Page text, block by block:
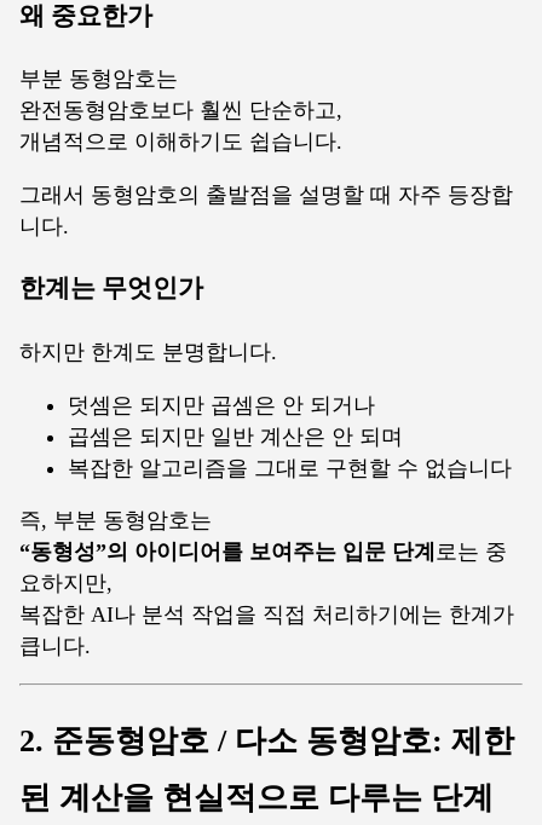
왜 중요한가
부분 동형암호는
완전동형암호보다 훨씬 단순하고,
개념적으로 이해하기도 쉽습니다.
그래서 동형암호의 출발점을 설명할 때 자주 등장합
니다.
한계는 무엇인가
하지만 한계도 분명합니다.
덧셈은 되지만 곱셈은 안 되거나
곱셈은 되지만 일반 계산은 안 되며
복잡한 알고리즘을 그대로 구현할 수 없습니다
즉, 부분 동형암호는
“동형성”의 아이디어를 보여주는 입문 단계 로는 중
요하지만,
복잡한 AI나 분석 작업을 직접 처리하기에는 한계가
큽니다.
2. 준동형암호 / 다소 동형암호: 제한
된 계산을 현실적으로 다루는 단계